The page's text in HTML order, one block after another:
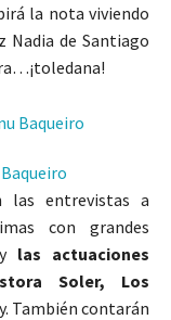
la nota viviendo
de Santiago
las entrevistas a
con grandes
las actuaciones
Soler, Los
También contarán